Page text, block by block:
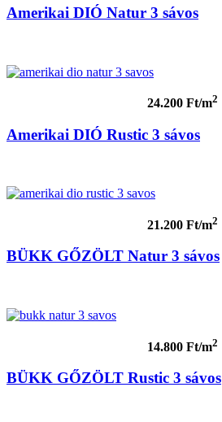
Amerikai DIÓ Natur 3 sávos
24.200 Ft/m2
Amerikai DIÓ Rustic 3 sávos
21.200 Ft/m2
BÜKK GŐZÖLT Natur 3 sávos
14.800 Ft/m2
BÜKK GŐZÖLT Rustic 3 sávos